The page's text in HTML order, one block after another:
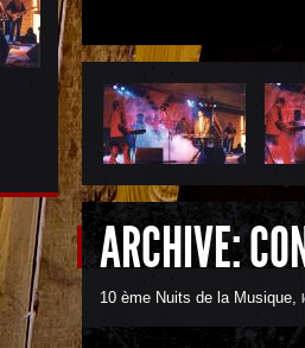
ARCHIVE:
10 ème Nuits de la Musique,